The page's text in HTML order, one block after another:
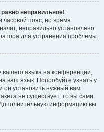
неправильное!
часовой пояс, но время
неправильно установлено
для устранения проблемы.
вашего языка на конференции,
ваш язык. Попробуйте узнать у
установить нужный вам
не существует, то вы сами
информацию вы